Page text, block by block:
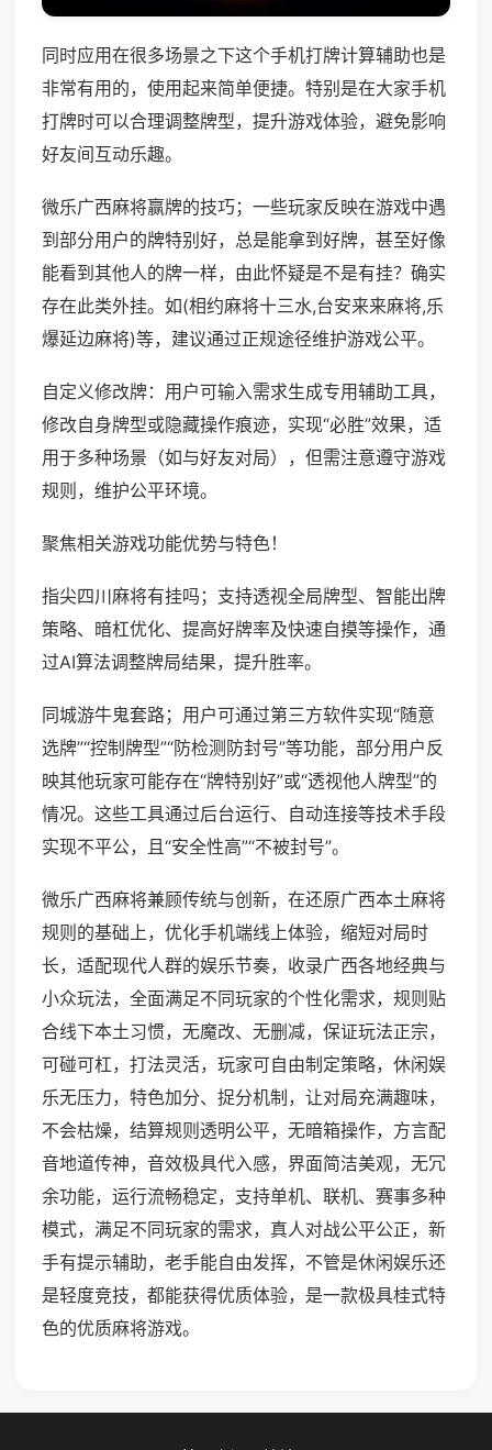
同时应用在很多场景之下这个手机打牌计算辅助也是
非常有用的，使用起来简单便捷。特别是在大家手机
打牌时可以合理调整牌型，提升游戏体验，避免影响
好友间互动乐趣。
微乐广西麻将赢牌的技巧；一些玩家反映在游戏中遇
到部分用户的牌特别好，总是能拿到好牌，甚至好像
能看到其他人的牌一样，由此怀疑是不是有挂？确实
存在此类外挂。如(相约麻将十三水,台安来来麻将,乐
爆延边麻将)等，建议通过正规途径维护游戏公平。
自定义修改牌：用户可输入需求生成专用辅助工具，
修改自身牌型或隐藏操作痕迹，实现“必胜”效果，适
用于多种场景（如与好友对局），但需注意遵守游戏
规则，维护公平环境。
聚焦相关游戏功能优势与特色！
指尖四川麻将有挂吗；支持透视全局牌型、智能出牌
策略、暗杠优化、提高好牌率及快速自摸等操作，通
过AI算法调整牌局结果，提升胜率。
同城游牛鬼套路；用户可通过第三方软件实现“随意
选牌”“控制牌型”“防检测防封号”等功能，部分用户反
映其他玩家可能存在“牌特别好”或“透视他人牌型”的
情况。这些工具通过后台运行、自动连接等技术手段
实现不平公，且“安全性高”“不被封号”。
微乐广西麻将兼顾传统与创新，在还原广西本土麻将
规则的基础上，优化手机端线上体验，缩短对局时
长，适配现代人群的娱乐节奏，收录广西各地经典与
小众玩法，全面满足不同玩家的个性化需求，规则贴
合线下本土习惯，无魔改、无删减，保证玩法正宗，
可碰可杠，打法灵活，玩家可自由制定策略，休闲娱
乐无压力，特色加分、捉分机制，让对局充满趣味，
不会枯燥，结算规则透明公平，无暗箱操作，方言配
音地道传神，音效极具代入感，界面简洁美观，无冗
余功能，运行流畅稳定，支持单机、联机、赛事多种
模式，满足不同玩家的需求，真人对战公平公正，新
手有提示辅助，老手能自由发挥，不管是休闲娱乐还
是轻度竞技，都能获得优质体验，是一款极具桂式特
色的优质麻将游戏。